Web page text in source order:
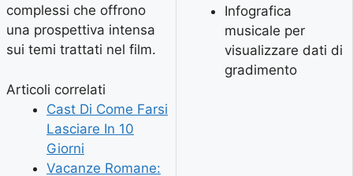
complessi che offrono
una prospettiva intensa
sui temi trattati nel film.
Articoli correlati
Cast Di Come Farsi
Lasciare In 10
Giorni
Vacanze Romane:
Infografica
musicale per
visualizzare dati di
gradimento